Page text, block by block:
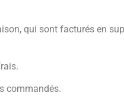
qui sont facturés en
commandés.